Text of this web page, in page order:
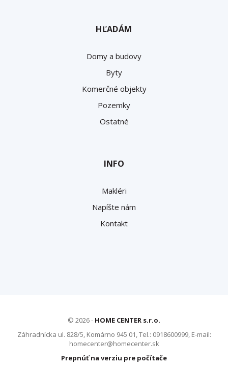
HĽADÁM
Domy a budovy
Byty
Komerčné objekty
Pozemky
Ostatné
INFO
Makléri
Napíšte nám
Kontakt
© 2026 - HOME CENTER s.r.o.
Záhradnícka ul. 828/5, Komárno 945 01, Tel.: 0918600999, E-mail:
homecenter@homecenter.sk
Prepnúť na verziu pre počítače